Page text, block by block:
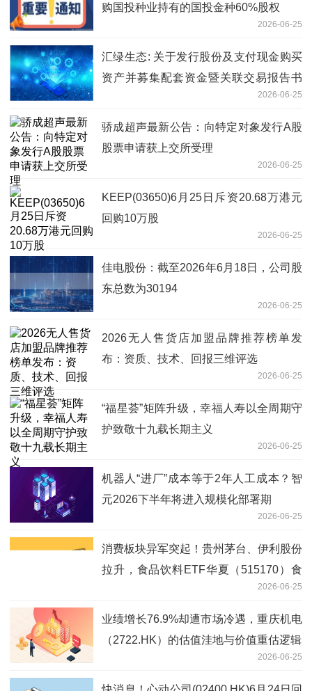
购国投种业持有的国投金种60%股权
2026-06-25
汇绿生态: 关于发行股份及支付现金购买
资产并募集配套资金暨关联交易报告书
（草案）（修订稿）修订说明的公告-观
点
2026-06-25
骄成超声最新公告：向特定对象发行A股
股票申请获上交所受理
2026-06-25
KEEP(03650)6月25日斥资20.68万港元
回购10万股
2026-06-25
佳电股份：截至2026年6月18日，公司股
东总数为30194
2026-06-25
2026无人售货店加盟品牌推荐榜单发
布：资质、技术、回报三维评选
2026-06-25
“福星荟”矩阵升级，幸福人寿以全周期守
护致敬十九载长期主义
2026-06-25
机器人“进厂”成本等于2年人工成本？智
元2026下半年将进入规模化部署期
2026-06-25
消费板块异军突起！贵州茅台、伊利股份
拉升，食品饮料ETF华夏（515170）食
品ETF华夏（159151）上扬_最新2026-06-25
业绩增长76.9%却遭市场冷遇，重庆机电
（2722.HK）的估值洼地与价值重估逻辑
2026-06-25